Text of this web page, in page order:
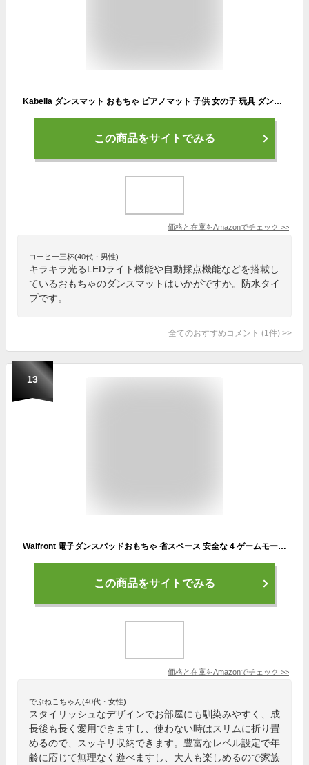
Kabeila ダンスマット おもちゃ ピアノマット 子供 女の子 玩具 ダンス ゲーム 誕生日プレゼント プリンセス 人気 ミュージックマット 楽器玩具 ピアノおもちゃ 音楽マット 小学生 6-12 歳 女の子 男の子 誕生日 プレゼント クリスマス ギフト 折り畳み 音量調整 自動採点 LED搭載 防水 滑り止め 日本語マニュアル付属
この商品をサイトでみる
価格と在庫をAmazonでチェック >>
コーヒー三杯(40代・男性)
キラキラ光るLEDライト機能や自動採点機能などを搭載し
ているおもちゃのダンスマットはいかがですか。防水タイ
プです。
全てのおすすめコメント (1 件) >
13
Walfront 電子ダンスパッドおもちゃ 省スペース 安全な 4 ゲームモード子供用ダンスマット 8 (ライトアップ
この商品をサイトでみる
価格と在庫をAmazonでチェック >>
でぶねこちゃん(40代・女性)
スタイリッシュなデザインでお部屋にも馴染みやすく、成
長後も長く愛用できますし、使わない時はスリムに折り畳
めるので、スッキリ収納できます。豊富なレベル設定で年
齢に応じて無理なく遊べますし、大人も楽しめるので家族